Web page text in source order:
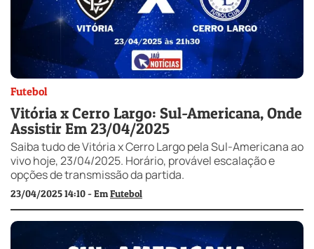
Futebol
Vitória x Cerro Largo: Sul-Americana, Onde
Assistir Em 23/04/2025
Saiba tudo de Vitória x Cerro Largo pela Sul-Americana ao
vivo hoje, 23/04/2025. Horário, provável escalação e
opções de transmissão da partida.
23/04/2025 14:10 - EmFutebol